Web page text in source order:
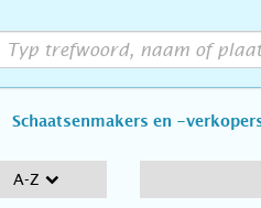
Schaatsenmakers en -
A-Z